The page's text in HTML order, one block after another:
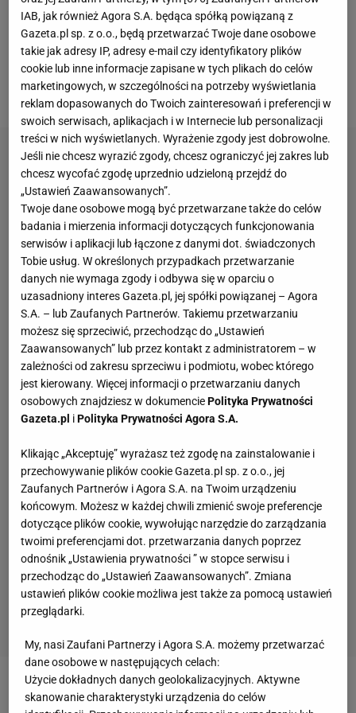
dziwnego, gdyby nie fakt, że łącznie na boisku
spędził zaledwie niecałe 600 minut. Wszystko
wskazywało na to, że w przyszłościRealbędzie miał
wielki pożytek ze swojego zawodnika.
Zobacz wideoŚwiątek bez trenera! Pożegnała się z
IAB, jak również Agora S.A. będąca spółką powiązaną z
Gazeta.pl sp. z o.o., będą przetwarzać Twoje dane osobowe
takie jak adresy IP, adresy e-mail czy identyfikatory plików
cookie lub inne informacje zapisane w tych plikach do celów
marketingowych, w szczególności na potrzeby wyświetlania
reklam dopasowanych do Twoich zainteresowań i preferencji w
swoich serwisach, aplikacjach i w Internecie lub personalizacji
treści w nich wyświetlanych. Wyrażenie zgody jest dobrowolne.
Jeśli nie chcesz wyrazić zgody, chcesz ograniczyć jej zakres lub
chcesz wycofać zgodę uprzednio udzieloną przejdź do
„Ustawień Zaawansowanych”.
Twoje dane osobowe mogą być przetwarzane także do celów
badania i mierzenia informacji dotyczących funkcjonowania
serwisów i aplikacji lub łączone z danymi dot. świadczonych
Tobie usług. W określonych przypadkach przetwarzanie
danych nie wymaga zgody i odbywa się w oparciu o
uzasadniony interes Gazeta.pl, jej spółki powiązanej – Agora
S.A. – lub Zaufanych Partnerów. Takiemu przetwarzaniu
możesz się sprzeciwić, przechodząc do „Ustawień
Zaawansowanych” lub przez kontakt z administratorem – w
zależności od zakresu sprzeciwu i podmiotu, wobec którego
jest kierowany. Więcej informacji o przetwarzaniu danych
osobowych znajdziesz w dokumenciePolityka Prywatności
Gazeta.pl iPolityka Prywatności Agora S.A.
Klikając „Akceptuję” wyrażasz też zgodę na zainstalowanie i
przechowywanie plików cookie Gazeta.pl sp. z o.o., jej
Zaufanych Partnerów i Agora S.A. na Twoim urządzeniu
końcowym. Możesz w każdej chwili zmienić swoje preferencje
dotyczące plików cookie, wywołując narzędzie do zarządzania
twoimi preferencjami dot. przetwarzania danych poprzez
odnośnik „Ustawienia prywatności ” w stopce serwisu i
przechodząc do „Ustawień Zaawansowanych”. Zmiana
ustawień plików cookie możliwa jest także za pomocą ustawień
przeglądarki.
My, nasi Zaufani Partnerzy i Agora S.A. możemy przetwarzać
dane osobowe w następujących celach:
Użycie dokładnych danych geolokalizacyjnych. Aktywne
skanowanie charakterystyki urządzenia do celów